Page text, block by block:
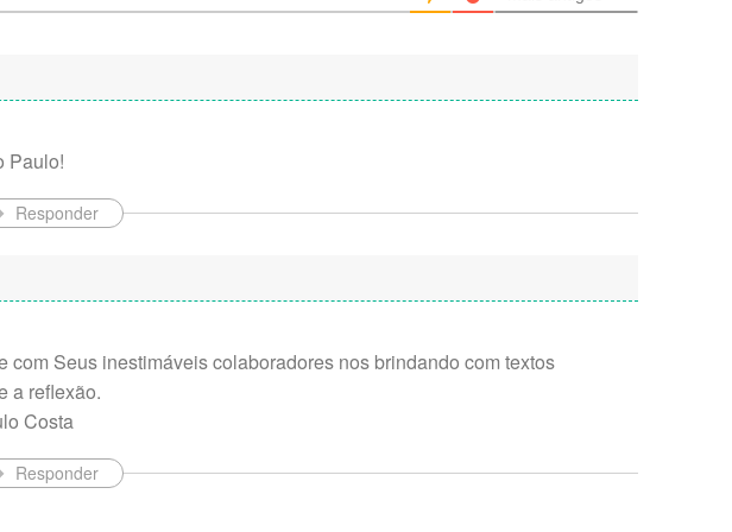
Paulo!
Responder
com Seus inestimáveis colaboradores nos brindando com textos
a reflexão.
Costa
Responder